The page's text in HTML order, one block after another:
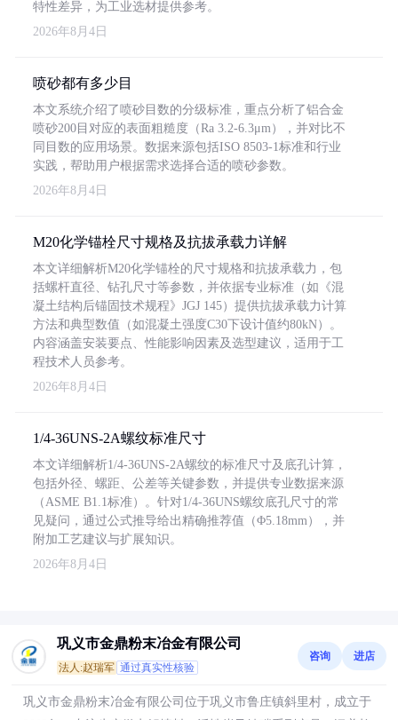
特性差异，为工业选材提供参考。
2026年8月4日
喷砂都有多少目
本文系统介绍了喷砂目数的分级标准，重点分析了铝合金
喷砂200目对应的表面粗糙度（Ra 3.2-6.3μm），并对比不
同目数的应用场景。数据来源包括ISO 8503-1标准和行业
实践，帮助用户根据需求选择合适的喷砂参数。
2026年8月4日
M20化学锚栓尺寸规格及抗拔承载力详解
本文详细解析M20化学锚栓的尺寸规格和抗拔承载力，包
括螺杆直径、钻孔尺寸等参数，并依据专业标准（如《混
凝土结构后锚固技术规程》JGJ 145）提供抗拔承载力计算
方法和典型数值（如混凝土强度C30下设计值约80kN）。
内容涵盖安装要点、性能影响因素及选型建议，适用于工
程技术人员参考。
2026年8月4日
1/4-36UNS-2A螺纹标准尺寸
本文详细解析1/4-36UNS-2A螺纹的标准尺寸及底孔计算，
包括外径、螺距、公差等关键参数，并提供专业数据来源
（ASME B1.1标准）。针对1/4-36UNS螺纹底孔尺寸的常
见疑问，通过公式推导给出精确推荐值（Φ5.18mm），并
附加工艺建议与扩展知识。
2026年8月4日
巩义市金鼎粉末冶金有限公司
法人:赵瑞军 通过真实性核验
咨询 进店
巩义市金鼎粉末冶金有限公司位于巩义市鲁庄镇斜里村，成立于